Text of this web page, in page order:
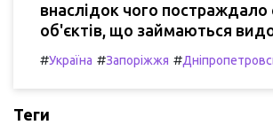
внаслідок чого постраждало
об'єктів, що займаються
#Україна #Запоріжжя #
Теги